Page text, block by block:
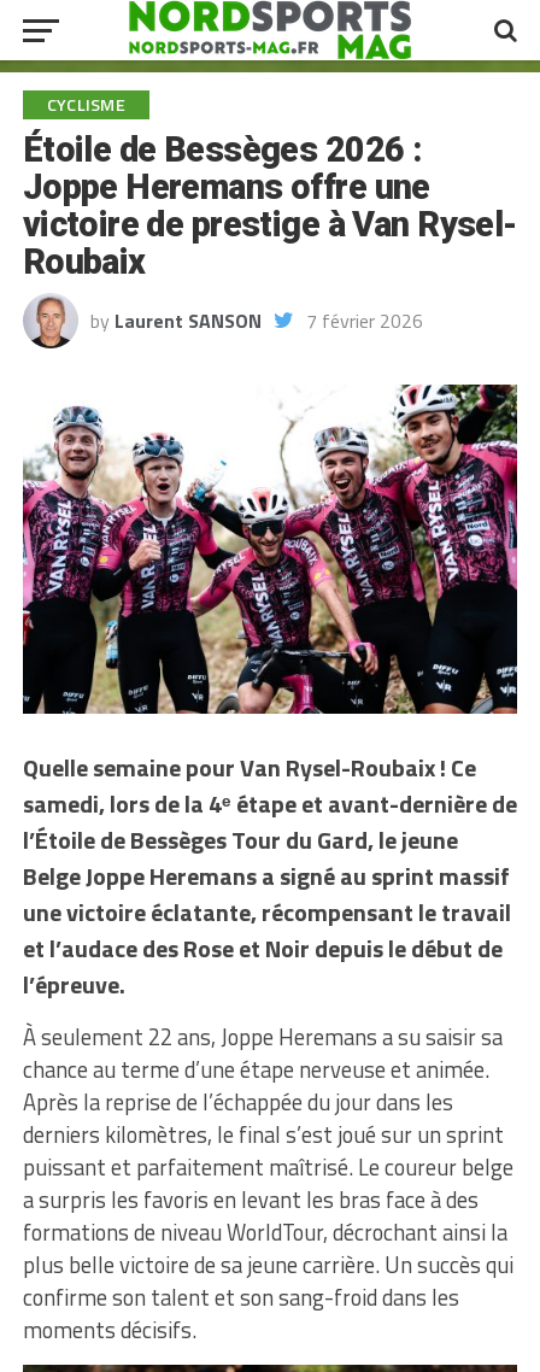
CYCLISME
Étoile de Bessèges 2026 :
Joppe Heremans offre une
victoire de prestige à Van Rysel-
Roubaix
by Laurent SANSON 7 février 2026
Quelle semaine pour Van Rysel-Roubaix ! Ce
samedi, lors de la 4ᵉ étape et avant-dernière de
l’Étoile de Bessèges Tour du Gard, le jeune
Belge Joppe Heremans a signé au sprint massif
une victoire éclatante, récompensant le travail
et l’audace des Rose et Noir depuis le début de
l’épreuve.
À seulement 22 ans, Joppe Heremans a su saisir sa
chance au terme d’une étape nerveuse et animée.
Après la reprise de l’échappée du jour dans les
derniers kilomètres, le final s’est joué sur un sprint
puissant et parfaitement maîtrisé. Le coureur belge
a surpris les favoris en levant les bras face à des
formations de niveau WorldTour, décrochant ainsi la
plus belle victoire de sa jeune carrière. Un succès qui
confirme son talent et son sang-froid dans les
moments décisifs.